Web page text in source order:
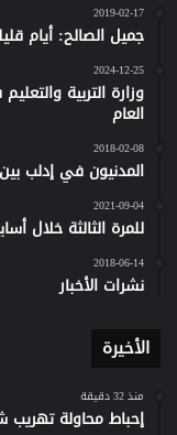
2019-02-17
جميل الصالح: أيام
2024-12-25
وزارة التربية
العام
2018-02-08
المدنيون في إدلب
2021-09-04
للمرة الثالثة خلال
2018-06-14
نشرات الأخبار
الأخيرة
منذ 32 دقيقة
إحباط محاولة